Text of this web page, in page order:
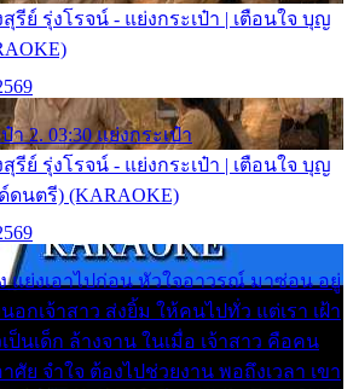
รีย์ รุ่งโรจน์ - แย่งกระเป๋า | เตือนใจ บุญ
า 2. 03:30 แย่งกระเป๋า
รีย์ รุ่งโรจน์ - แย่งกระเป๋า | เตือนใจ บุญ
ดนตรี) (KARAOKE)
แย่งเอาไปก่อน หัวใจอาวรณ์ มาซ่อน อยู่
อกเจ้าสาว ส่งยิ้ม ให้คนไปทั่ว แต่เรา เฝ้า
ป็นเด็ก ล้างจาน ในเมื่อ เจ้าสาว คือคน
ศัย จำใจ ต้องไปช่วยงาน พอถึงเวลา เขา